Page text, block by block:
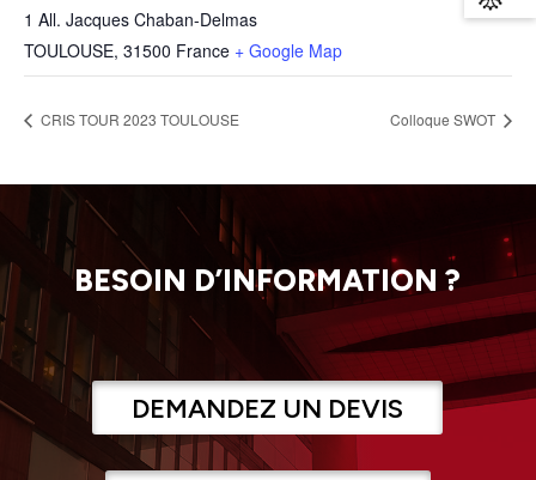
1 All. Jacques Chaban-Delmas
TOULOUSE, 31500 France + Google Map
CRIS TOUR 2023 TOULOUSE Colloque SWOT
BESOIN D’INFORMATION ?
DEMANDEZ UN DEVIS